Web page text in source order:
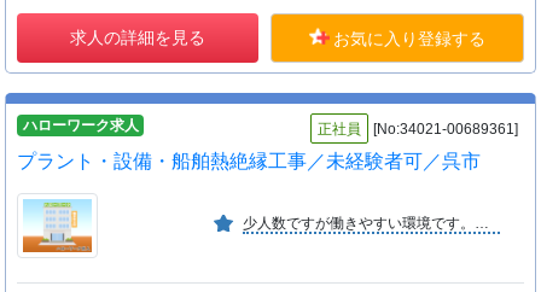
求人の詳細を見る お気に入り登録する
ハローワーク求人 正社員 [No:34021-00689361]
プラント・設備・船舶熱絶縁工事／未経験者可／呉市
少人数ですが働きやすい環境です。現在２０代〜４０代の従業員が熱心に仕事に取り組んでいます。